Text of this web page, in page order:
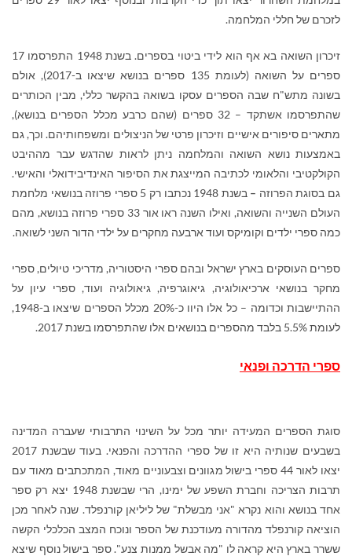
לזכרם של חללי המלחמה.
זיכרון השואה בא אף הוא לידי ביטוי בספרים. בשנת 1948 התפרסמו 17
ספרים על השואה (לעומת 135 ספרים בנושא שיצאו ב-2017), אולם
בשונה מתש"ח שבה הספרים עסקו בשואה בהקשר כללי, מבין הכותרים
שהתפרסמו אשתקד – 32 ספרים (שהם כרבע מכלל הספרים בנושא),
מתארים סיפורים אישיים וזיכרון פרטי של הניצולים ומשפחותיהם. וכך, גם
באמצעות נושא השואה והמלחמה ניתן לראות שהדגש עבר מההיבט
הקולקטיבי והלאומי לכתיבה המייצגת את הסיפור האינדיבידואלי והאישי.
גם בסוגת הפרוזה –
בשנת 1948 נכתבו רק 5 ספרי פרוזה בנושאי מלחמת
העולם השנייה והשואה, ואילו השנה ראו אור 33 ספרי פרוזה בנושא, מהם
כמה ספרי ילדים וקומיקס ועוד ארבעה מחקרים על ילדי הדור השני לשואה.
ספרים העוסקים בארץ ישראל ובהם ספרי היסטוריה, מדריכי טיולים, ספרי
מחקר בנושאי ארכיאולוגיה, גיאוגרפיה, גיאולוגיה ועוד, ספרי עיון על
ההתיישבות וכדומה – כל אלו היוו כ-20% מכלל הספרים שיצאו ב-1948,
לעומת 5.5% בלבד מהספרים בנושאים אלו שהתפרסמו בשנת 2017.
ספרי הדרכה ופנאי
סוגת הספרים המעידה יותר מכל על השינוי התרבותי שעברה המדינה
בשבעים שנותיה היא זו של ספרי ההדרכה והפנאי. בעוד שבשנת 2017
יצאו לאור 44 ספרי בישול מגוונים וצבעוניים מאוד, המתכתבים מאוד עם
תרבות הצריכה וחברת השפע של ימינו, הרי שבשנת 1948 יצא רק ספר
אחד בנושא והוא נקרא "אני מבשלת" של ליליאן קורנפלד. שנה לאחר מכן
הוציאה קורנפלד מהדורה מעודכנת של הספר ונוכח המצב הכלכלי הקשה
ששרר בארץ היא קראה לו "מה אבשל ממנות צנע". ספר בישול נוסף שיצא